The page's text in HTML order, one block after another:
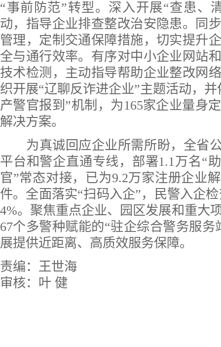
“事前防范”转型。深入开展“查患、
动，指导企业排查整改治安隐患。同
管理，定制交通保障措施，切实提升
全与通行效率。有序对中小企业网站
技术检测，主动指导帮助企业整改网
织开展“辽聊反诈进企业”主题活动，
产警官报到”机制，为165家企业量身
解决方案。
为真诚回应企业所需所盼，全省公
平台和警企直通专线，部署1.1万名“
官”常态对接，已为9.2万家注册企业
件。全面落实“扫码入企”，民警入企
4%。聚焦重点企业、园区发展和重大
67个多警种赋能的“驻企综合警务服务
展提供近距离、高质效服务保障。
责编：王世海
审核：叶 健